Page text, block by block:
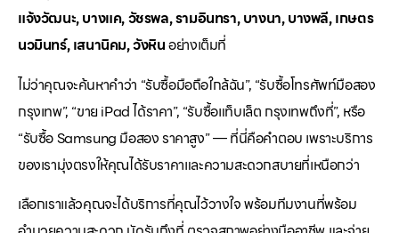
แจ้งวัฒนะ, บางแค, วัชรพล, รามอินทรา, บางนา, บางพลี, เกษตร
นวมินทร์, เสนานิคม, วังหินอย่างเต็มที่
ไม่ว่าคุณจะค้นหาคำว่า “รับซื้อมือถือใกล้ฉัน”, “รับซื้อโทรศัพท์มือสอง
กรุงเทพ”, “ขาย iPad ได้ราคา”, “รับซื้อแท็บเล็ต กรุงเทพถึงที่”, หรือ
“รับซื้อ Samsung มือสอง ราคาสูง” — ที่นี่คือคำตอบ เพราะบริการ
ของเรามุ่งตรงให้คุณได้รับราคาและความสะดวกสบายที่เหนือกว่า
เลือกเราแล้วคุณจะได้บริการที่คุณไว้วางใจ พร้อมทีมงานที่พร้อม